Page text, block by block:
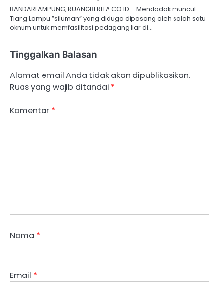
BANDARLAMPUNG, RUANGBERITA.CO.ID – Mendadak muncul
Tiang Lampu ”siluman” yang diduga dipasang oleh salah satu
oknum untuk memfasilitasi pedagang liar di…
Tinggalkan Balasan
Alamat email Anda tidak akan dipublikasikan.
Ruas yang wajib ditandai *
Komentar *
Nama *
Email *